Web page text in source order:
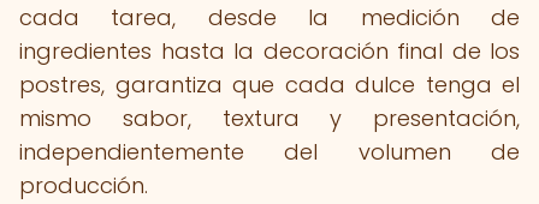
cada tarea, desde la medición de
ingredientes hasta la decoración final de los
postres, garantiza que cada dulce tenga el
mismo sabor, textura y presentación,
independientemente del volumen de
producción.